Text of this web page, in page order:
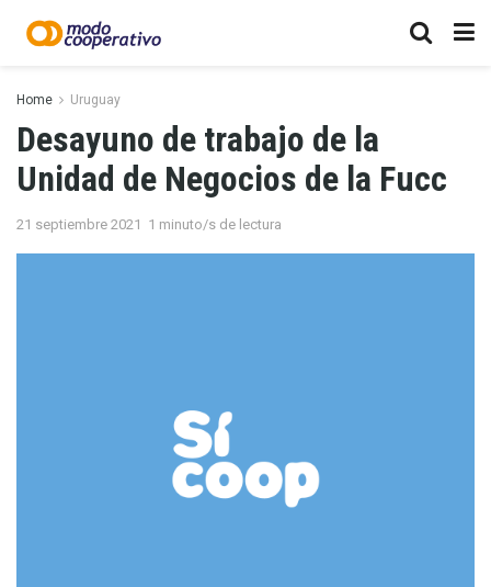
Home Uruguay
Desayuno de trabajo de la
Unidad de Negocios de la Fucc
21 septiembre 2021 1 minuto/s de lectura